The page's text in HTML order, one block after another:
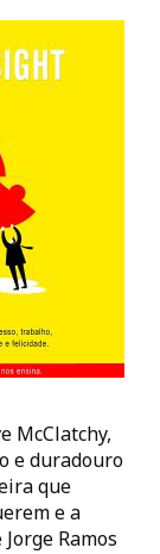
McClatchy,
e duradouro
que
e a
Ramos